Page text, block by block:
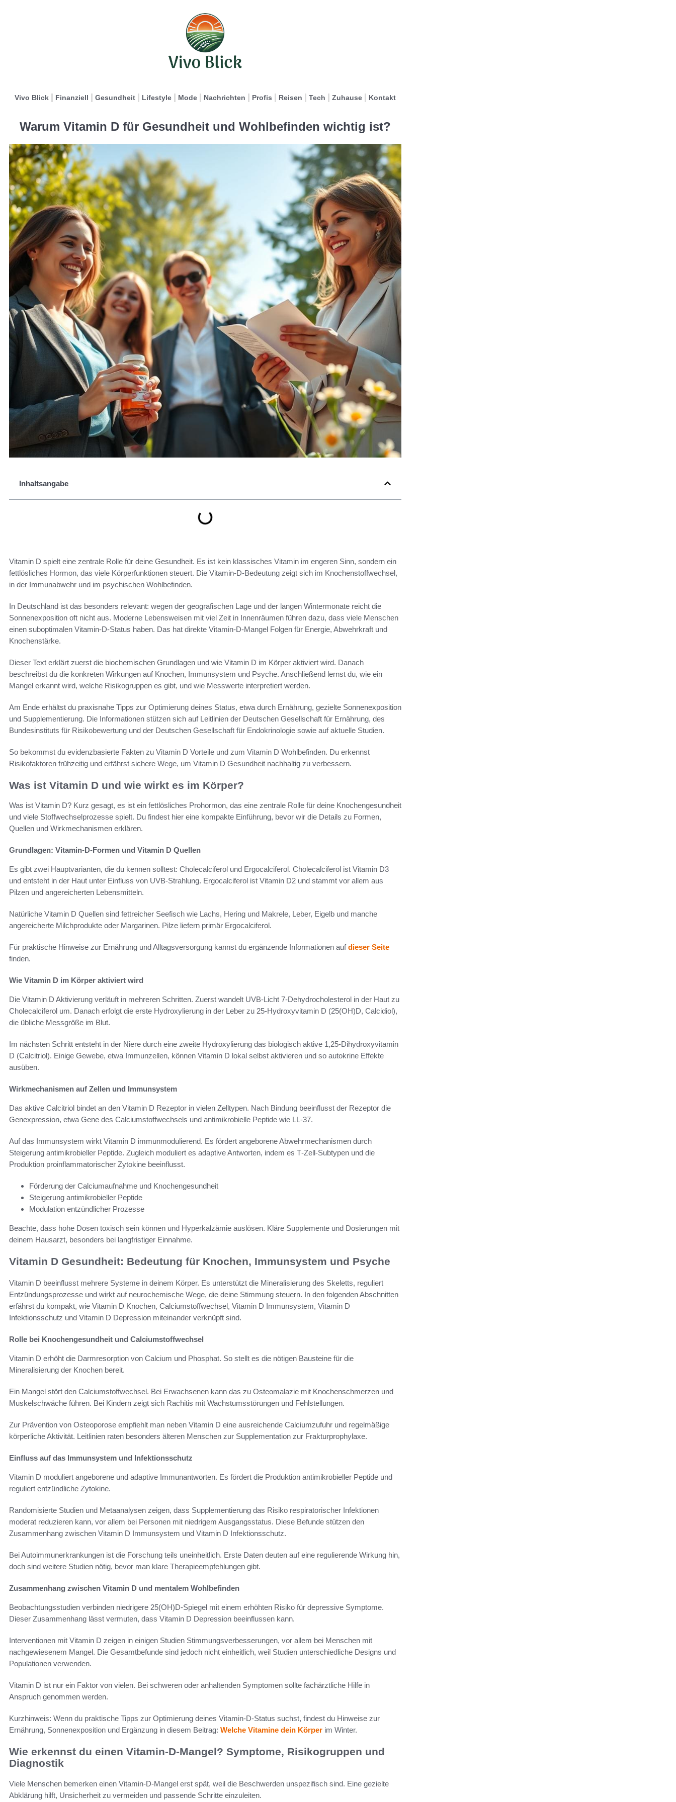
Vivo Blick Finanziell Gesundheit Lifestyle Mode Nachrichten Profis Reisen Tech Zuhause Kontakt
Warum Vitamin D für Gesundheit und Wohlbefinden wichtig ist?
Inhaltsangabe
Vitamin D spielt eine zentrale Rolle für deine Gesundheit. Es ist kein klassisches Vitamin im engeren Sinn, sondern ein
fettlösliches Hormon, das viele Körperfunktionen steuert. Die Vitamin-D-Bedeutung zeigt sich im Knochenstoffwechsel,
in der Immunabwehr und im psychischen Wohlbefinden.
In Deutschland ist das besonders relevant: wegen der geografischen Lage und der langen Wintermonate reicht die
Sonnenexposition oft nicht aus. Moderne Lebensweisen mit viel Zeit in Innenräumen führen dazu, dass viele Menschen
einen suboptimalen Vitamin-D-Status haben. Das hat direkte Vitamin-D-Mangel Folgen für Energie, Abwehrkraft und
Knochenstärke.
Dieser Text erklärt zuerst die biochemischen Grundlagen und wie Vitamin D im Körper aktiviert wird. Danach
beschreibst du die konkreten Wirkungen auf Knochen, Immunsystem und Psyche. Anschließend lernst du, wie ein
Mangel erkannt wird, welche Risikogruppen es gibt, und wie Messwerte interpretiert werden.
Am Ende erhältst du praxisnahe Tipps zur Optimierung deines Status, etwa durch Ernährung, gezielte Sonnenexposition
und Supplementierung. Die Informationen stützen sich auf Leitlinien der Deutschen Gesellschaft für Ernährung, des
Bundesinstituts für Risikobewertung und der Deutschen Gesellschaft für Endokrinologie sowie auf aktuelle Studien.
So bekommst du evidenzbasierte Fakten zu Vitamin D Vorteile und zum Vitamin D Wohlbefinden. Du erkennst
Risikofaktoren frühzeitig und erfährst sichere Wege, um Vitamin D Gesundheit nachhaltig zu verbessern.
Was ist Vitamin D und wie wirkt es im Körper?
Was ist Vitamin D? Kurz gesagt, es ist ein fettlösliches Prohormon, das eine zentrale Rolle für deine Knochengesundheit
und viele Stoffwechselprozesse spielt. Du findest hier eine kompakte Einführung, bevor wir die Details zu Formen,
Quellen und Wirkmechanismen erklären.
Grundlagen: Vitamin-D-Formen und Vitamin D Quellen
Es gibt zwei Hauptvarianten, die du kennen solltest: Cholecalciferol und Ergocalciferol. Cholecalciferol ist Vitamin D3
und entsteht in der Haut unter Einfluss von UVB-Strahlung. Ergocalciferol ist Vitamin D2 und stammt vor allem aus
Pilzen und angereicherten Lebensmitteln.
Natürliche Vitamin D Quellen sind fettreicher Seefisch wie Lachs, Hering und Makrele, Leber, Eigelb und manche
angereicherte Milchprodukte oder Margarinen. Pilze liefern primär Ergocalciferol.
Für praktische Hinweise zur Ernährung und Alltagsversorgung kannst du ergänzende Informationen aufdieser Seite
finden.
Wie Vitamin D im Körper aktiviert wird
Die Vitamin D Aktivierung verläuft in mehreren Schritten. Zuerst wandelt UVB-Licht 7-Dehydrocholesterol in der Haut zu
Cholecalciferol um. Danach erfolgt die erste Hydroxylierung in der Leber zu 25-Hydroxyvitamin D (25(OH)D, Calcidiol),
die übliche Messgröße im Blut.
Im nächsten Schritt entsteht in der Niere durch eine zweite Hydroxylierung das biologisch aktive 1,25-Dihydroxyvitamin
D (Calcitriol). Einige Gewebe, etwa Immunzellen, können Vitamin D lokal selbst aktivieren und so autokrine Effekte
ausüben.
Wirkmechanismen auf Zellen und Immunsystem
Das aktive Calcitriol bindet an den Vitamin D Rezeptor in vielen Zelltypen. Nach Bindung beeinflusst der Rezeptor die
Genexpression, etwa Gene des Calciumstoffwechsels und antimikrobielle Peptide wie LL-37.
Auf das Immunsystem wirkt Vitamin D immunmodulierend. Es fördert angeborene Abwehrmechanismen durch
Steigerung antimikrobieller Peptide. Zugleich moduliert es adaptive Antworten, indem es T‑Zell-Subtypen und die
Produktion proinflammatorischer Zytokine beeinflusst.
Förderung der Calciumaufnahme und Knochengesundheit
Steigerung antimikrobieller Peptide
Modulation entzündlicher Prozesse
Beachte, dass hohe Dosen toxisch sein können und Hyperkalzämie auslösen. Kläre Supplemente und Dosierungen mit
deinem Hausarzt, besonders bei langfristiger Einnahme.
Vitamin D Gesundheit: Bedeutung für Knochen, Immunsystem und Psyche
Vitamin D beeinflusst mehrere Systeme in deinem Körper. Es unterstützt die Mineralisierung des Skeletts, reguliert
Entzündungsprozesse und wirkt auf neurochemische Wege, die deine Stimmung steuern. In den folgenden Abschnitten
erfährst du kompakt, wie Vitamin D Knochen, Calciumstoffwechsel, Vitamin D Immunsystem, Vitamin D
Infektionsschutz und Vitamin D Depression miteinander verknüpft sind.
Rolle bei Knochengesundheit und Calciumstoffwechsel
Vitamin D erhöht die Darmresorption von Calcium und Phosphat. So stellt es die nötigen Bausteine für die
Mineralisierung der Knochen bereit.
Ein Mangel stört den Calciumstoffwechsel. Bei Erwachsenen kann das zu Osteomalazie mit Knochenschmerzen und
Muskelschwäche führen. Bei Kindern zeigt sich Rachitis mit Wachstumsstörungen und Fehlstellungen.
Zur Prävention von Osteoporose empfiehlt man neben Vitamin D eine ausreichende Calciumzufuhr und regelmäßige
körperliche Aktivität. Leitlinien raten besonders älteren Menschen zur Supplementation zur Frakturprophylaxe.
Einfluss auf das Immunsystem und Infektionsschutz
Vitamin D moduliert angeborene und adaptive Immunantworten. Es fördert die Produktion antimikrobieller Peptide und
reguliert entzündliche Zytokine.
Randomisierte Studien und Metaanalysen zeigen, dass Supplementierung das Risiko respiratorischer Infektionen
moderat reduzieren kann, vor allem bei Personen mit niedrigem Ausgangsstatus. Diese Befunde stützen den
Zusammenhang zwischen Vitamin D Immunsystem und Vitamin D Infektionsschutz.
Bei Autoimmunerkrankungen ist die Forschung teils uneinheitlich. Erste Daten deuten auf eine regulierende Wirkung hin,
doch sind weitere Studien nötig, bevor man klare Therapieempfehlungen gibt.
Zusammenhang zwischen Vitamin D und mentalem Wohlbefinden
Beobachtungsstudien verbinden niedrigere 25(OH)D-Spiegel mit einem erhöhten Risiko für depressive Symptome.
Dieser Zusammenhang lässt vermuten, dass Vitamin D Depression beeinflussen kann.
Interventionen mit Vitamin D zeigen in einigen Studien Stimmungsverbesserungen, vor allem bei Menschen mit
nachgewiesenem Mangel. Die Gesamtbefunde sind jedoch nicht einheitlich, weil Studien unterschiedliche Designs und
Populationen verwenden.
Vitamin D ist nur ein Faktor von vielen. Bei schweren oder anhaltenden Symptomen sollte fachärztliche Hilfe in
Anspruch genommen werden.
Kurzhinweis: Wenn du praktische Tipps zur Optimierung deines Vitamin-D-Status suchst, findest du Hinweise zur
Ernährung, Sonnenexposition und Ergänzung in diesem Beitrag: Welche Vitamine dein Körper im Winter.
Wie erkennst du einen Vitamin-D-Mangel? Symptome, Risikogruppen und
Diagnostik
Viele Menschen bemerken einen Vitamin-D-Mangel erst spät, weil die Beschwerden unspezifisch sind. Eine gezielte
Abklärung hilft, Unsicherheit zu vermeiden und passende Schritte einzuleiten.